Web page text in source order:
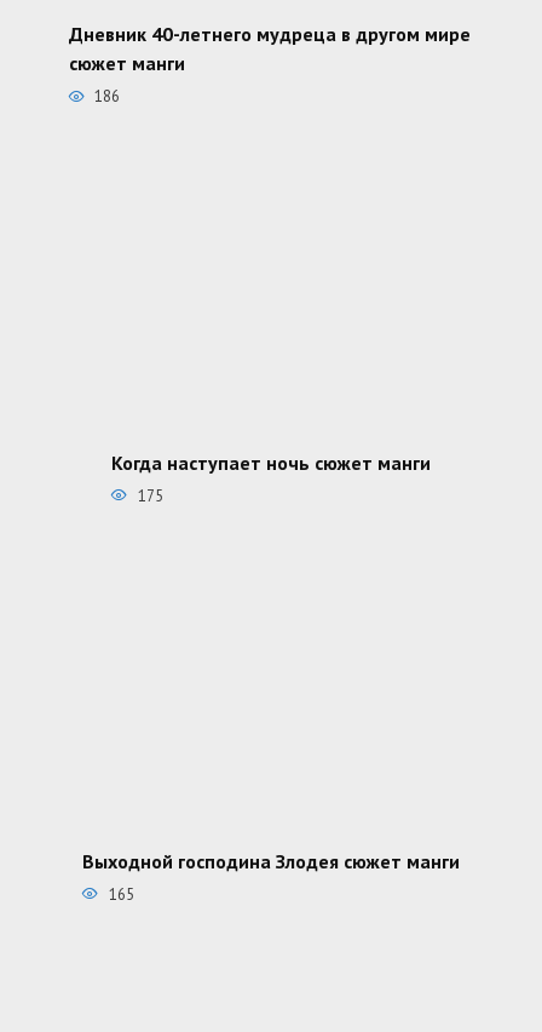
Дневник 40-летнего мудреца в другом мире
сюжет манги
186
Когда наступает ночь сюжет манги
175
Выходной господина Злодея сюжет манги
165